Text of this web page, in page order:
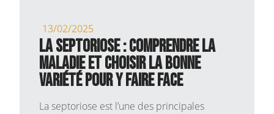
13/02/2025
La Septoriose : comprendre la
maladie et choisir la bonne
variété pour y faire face
La septoriose est l’une des principales